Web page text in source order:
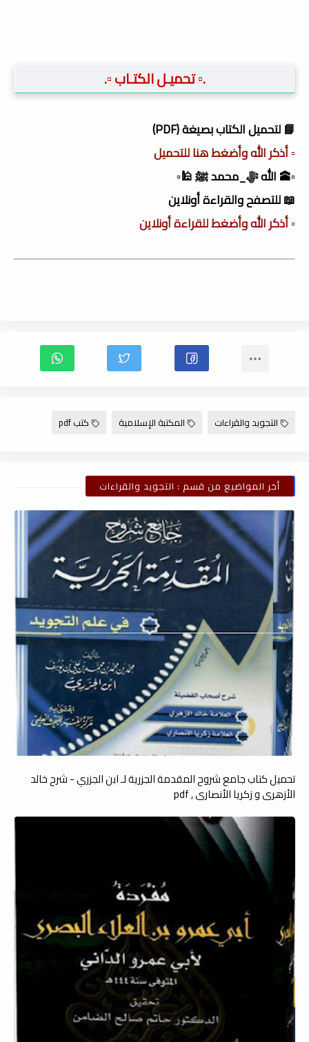
.▫️ تحميـل الكتـاب ▫️.
📘 لتحميل الكتاب بصيغة (PDF)
▫️ أذكر الله وأضغط هنا للتحميل
▫️🕋 الله ﷻ_محمد ﷺ 🕌▫️
📖 للتصفح والقراءة أونلاين
▫️ أذكر الله وأضغط للقراءة أونلاين
التجويد والقراءات المكتبة الإسلامية كتب pdf
أخر المواضيع من قسم : التجويد والقراءات
تحميل كتاب جامع شروح المقدمة الجزرية لـ ابن الجزري - شرح خالد
الأزهري و زكريا الأنصاري , pdf